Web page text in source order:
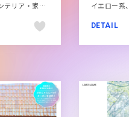
かわいい、イエロー系、インテリア・家具・雑貨・家電、ギャラリー風、シンプル、スクロールエフェクト、ナチュラル、ホワイト系、ポップ、大きめ写真、海外サイト
DETAIL